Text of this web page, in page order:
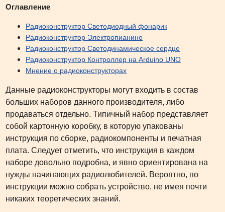
Оглавление
Радиоконструктор Светодиодный фонарик
Радиоконструктор Электропианино
Радиоконструктор Светодинамическое сердце
Радиоконструктор Контроллер на Arduino UNO
Мнение о радиоконструкторах
Данные радиоконструкторы могут входить в состав
больших наборов данного производителя, либо
продаваться отдельно. Типичный набор представляет
собой картонную коробку, в которую упакованы
инструкция по сборке, радиокомпоненты и печатная
плата. Следует отметить, что инструкция в каждом
наборе довольно подробна, и явно ориентирована на
нужды начинающих радиолюбителей. Вероятно, по
инструкции можно собрать устройство, не имея почти
никаких теоретических знаний.